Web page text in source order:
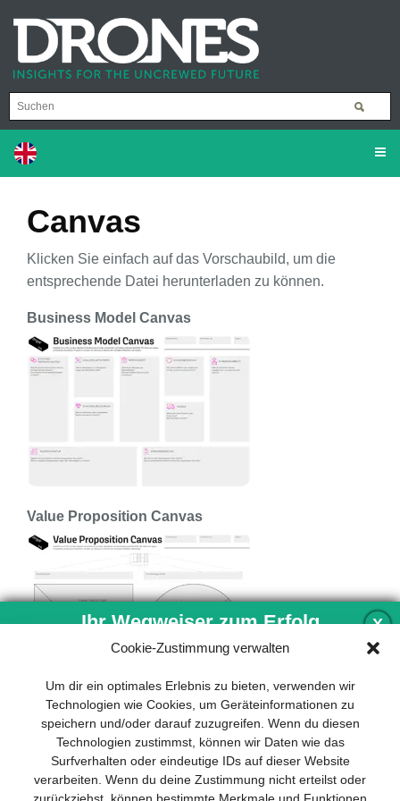
Cookie-Zustimmung verwalten
Um dir ein optimales Erlebnis zu bieten, verwenden wir
Technologien wie Cookies, um Geräteinformationen zu
speichern und/oder darauf zuzugreifen. Wenn du diesen
Technologien zustimmst, können wir Daten wie das
Surfverhalten oder eindeutige IDs auf dieser Website
verarbeiten. Wenn du deine Zustimmung nicht erteilst oder
Canvas
Klicken Sie einfach auf das Vorschaubild, um die
entsprechende Datei herunterladen zu können.
Business Model Canvas
Value Proposition Canvas
X
Ihr Wegweiser zum Erfolg
nachhaltigen Geschäftsmodells sind für
jedes Unternehmen unverzichtbar. Das
Business Model Canvas hilft, sich dabei
auf das Wesentliche zu konzentrieren
und stets im Blick zu behalten, worauf es
wirklich ankommt.